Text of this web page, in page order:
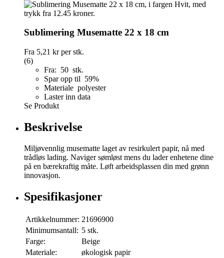
Sublimering Musematte 22 x 18 cm
Fra 5,21 krper stk.
(6)
Fra: 50 stk.
Spar opp til 59%
Materiale polyester
Laster inn data
Se Produkt
Beskrivelse
Miljøvennlig musematte laget av resirkulert papir, nå med
trådløs lading. Naviger sømløst mens du lader enhetene dine
på en bærekraftig måte. Løft arbeidsplassen din med grønn
innovasjon.
Spesifikasjoner
Artikkelnummer: 21696900
Minimumsantall: 5 stk.
Farge:
Beige
Materiale:
økologisk papir